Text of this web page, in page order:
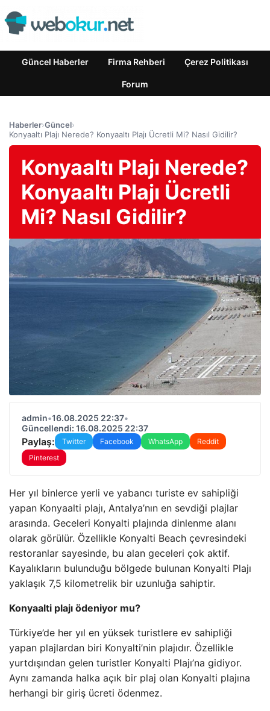
Güncel Haberler Firma Rehberi Çerez Politikası
Forum
Haberler›Güncel›
Konyaaltı Plajı Nerede? Konyaaltı Plajı Ücretli Mi? Nasıl Gidilir?
Konyaaltı Plajı Nerede?
Konyaaltı Plajı Ücretli
Mi? Nasıl Gidilir?
admin•16.08.2025 22:37•
Güncellendi: 16.08.2025 22:37
Paylaş: Twitter Facebook WhatsApp
Reddit
Pinterest
Her yıl binlerce yerli ve yabancı turiste ev sahipliği
yapan Konyaalti plajı, Antalya’nın en sevdiği plajlar
arasında. Geceleri Konyalti plajında dinlenme alanı
olarak görülür. Özellikle Konyalti Beach çevresindeki
restoranlar sayesinde, bu alan geceleri çok aktif.
Kayalıkların bulunduğu bölgede bulunan Konyalti Plajı
yaklaşık 7,5 kilometrelik bir uzunluğa sahiptir.
Konyaalti plajı ödeniyor mu?
Türkiye’de her yıl en yüksek turistlere ev sahipliği
yapan plajlardan biri Konyalti’nin plajıdır. Özellikle
yurtdışından gelen turistler Konyalti Plajı’na gidiyor.
Aynı zamanda halka açık bir plaj olan Konyalti plajına
herhangi bir giriş ücreti ödenmez.